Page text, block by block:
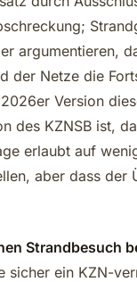
argumentieren,
der Netze die
Version
des KZNSB ist,
erlaubt auf
aber dass der
Strandbesuch
sicher ein KZN-